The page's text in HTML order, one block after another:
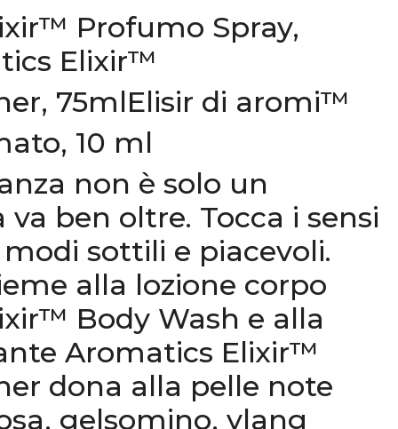
Profumo Spray,
Elixir™
75mlElisir di aromi™
10 ml
non è solo un
ben oltre. Tocca i sensi
sottili e piacevoli.
alla lozione corpo
Body Wash e alla
Aromatics Elixir™
dona alla pelle note
gelsomino, ylang